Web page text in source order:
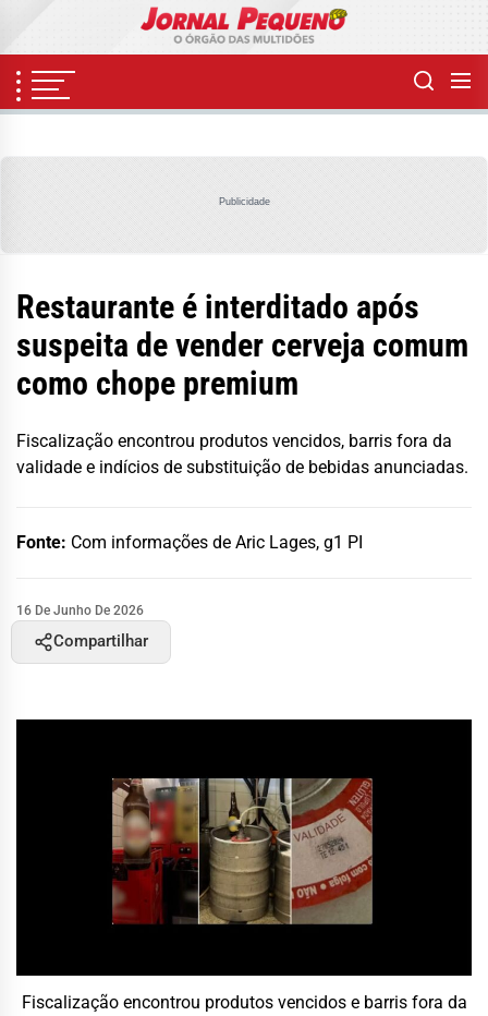
content
Publicidade
Restaurante é interditado após
suspeita de vender cerveja comum
como chope premium
Fiscalização encontrou produtos vencidos, barris fora da
validade e indícios de substituição de bebidas anunciadas.
Fonte: Com informações de Aric Lages, g1 PI
16 De Junho De 2026
Compartilhar
Fiscalização encontrou produtos vencidos e barris fora da